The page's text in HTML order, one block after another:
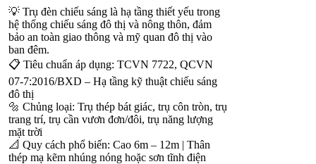
💡 Trụ đèn chiếu sáng là hạ tầng thiết yếu trong
hệ thống chiếu sáng đô thị và nông thôn, đảm
bảo an toàn giao thông và mỹ quan đô thị vào
ban đêm.
📋 Tiêu chuẩn áp dụng: TCVN 7722, QCVN
07-7:2016/BXD – Hạ tầng kỹ thuật chiếu sáng
đô thị
🔩 Chủng loại: Trụ thép bát giác, trụ côn tròn, trụ
trang trí, trụ cần vươn đơn/đôi, trụ năng lượng
mặt trời
📐 Quy cách phổ biến: Cao 6m – 12m | Thân
thép mạ kẽm nhúng nóng hoặc sơn tĩnh điện